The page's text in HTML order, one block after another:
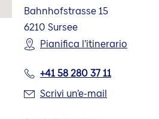
Bahnhofstrasse 15
6210 Sursee
Pianifica l’itinerario
+41 58 280 37 11
Scrivi un’e-mail